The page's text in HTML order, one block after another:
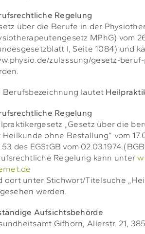
Regelung
über die Berufe in der
MPhG) vom
I, Seite 1084) und
zulassung/gesetz-
Berufsbezeichnung lautet
Regelung
„Gesetz über die
Heilkunde ohne Bestallung“ vom
des EGStGB vom 02.03.1974
Regelung kann unter
dort unter Stichwort/Titelsuche
werden.
Aufsichtsbehörde
Gifhorn, Allerstr. 21,